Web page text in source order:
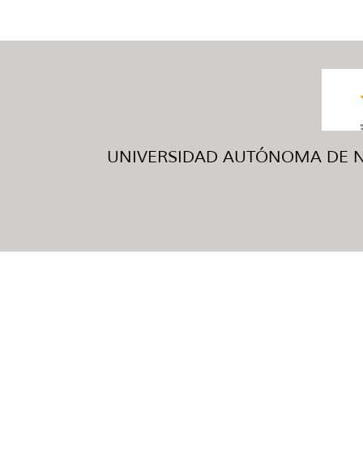
UNIVERSIDAD AUTÓNOMA DE